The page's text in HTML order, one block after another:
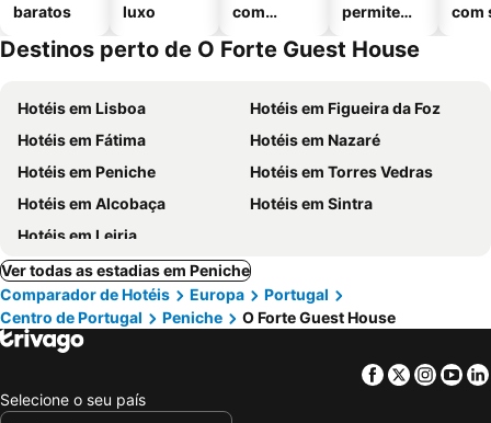
baratos
luxo
com
permitem
com
Destinos perto de O Forte Guest House
Hotéis em Lisboa
Hotéis em Figueira da Foz
Hotéis em Fátima
Hotéis em Nazaré
Hotéis em Peniche
Hotéis em Torres Vedras
Hotéis em Alcobaça
Hotéis em Sintra
Hotéis em Leiria
Ver todas as estadias em Peniche
Comparador de Hotéis
Europa
Portugal
Centro de Portugal
Peniche O Forte Guest House
Facebook
Twitter
Selecione o seu país